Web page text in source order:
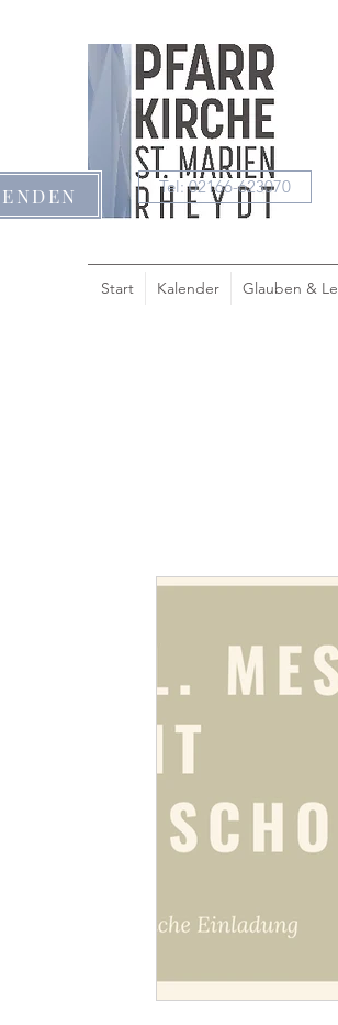
Tel: 02166-623070
Start Kalender Glauben &